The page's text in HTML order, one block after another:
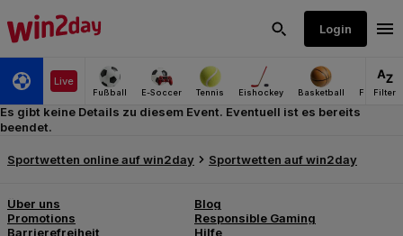
Es gibt keine Details zu diesem Event. Eventuell ist es bereits
beendet.